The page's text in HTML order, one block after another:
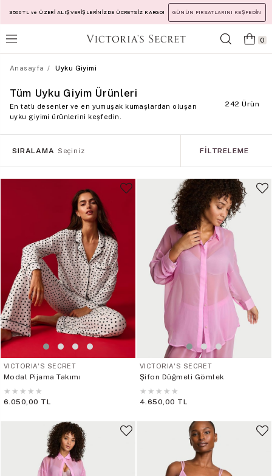
3500 TL ve ÜZERİ ALIŞVERİŞLERİNİZDE ÜCRETSİZ KARGO! GÜNÜN FIRSATLARINI KEŞFEDİN
0
Anasayfa Uyku Giyimi
Tüm Uyku Giyim Ürünleri
En tatlı desenler ve en yumuşak kumaşlardan oluşan
uyku giyimi ürünlerini keşfedin.
242 Ürün
FILTRELEME
SIRALAMA Seçiniz
VICTORIA'S SECRET
Modal Pijama Takımı
★ ★ ★ ★ ★
6.050,00 TL
VICTORIA'S SECRET
Şifon Düğmeli Gömlek
★ ★ ★ ★ ★
4.650,00 TL